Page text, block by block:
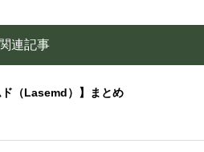
関連記事
ド（Lasemd）】まとめ